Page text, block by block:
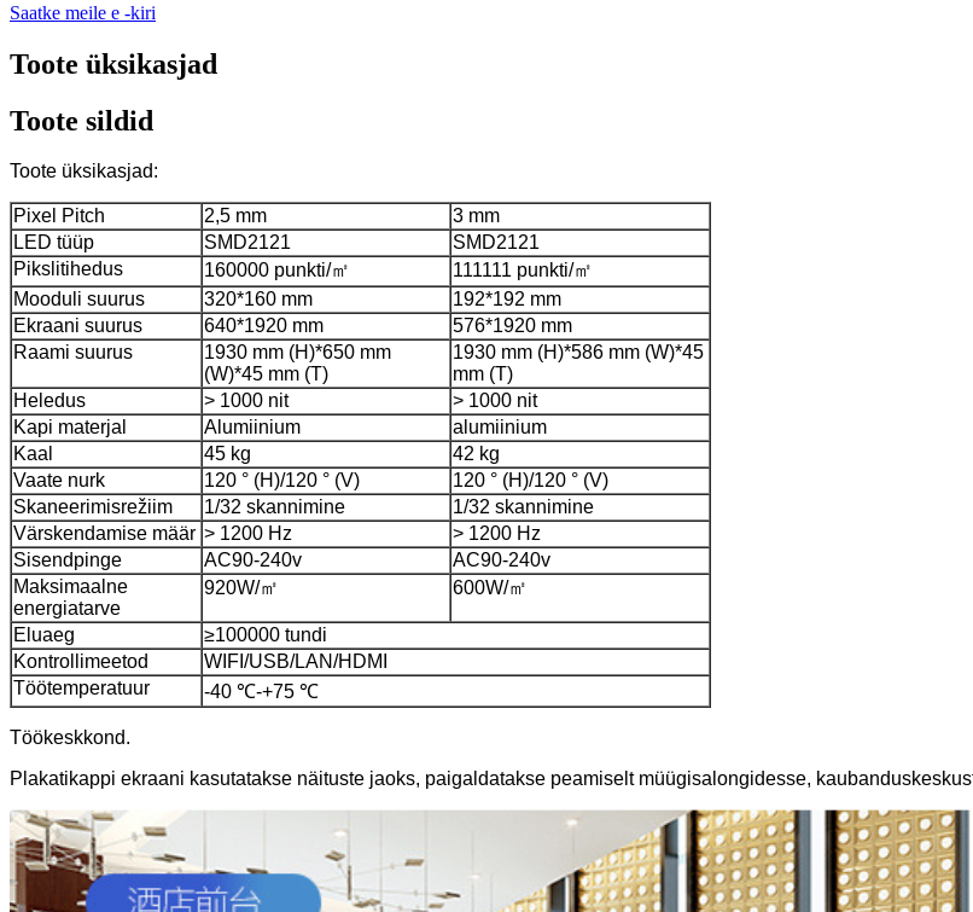
Saatke meile e -kiri
Toote üksikasjad
Toote sildid
Toote üksikasjad:
Pixel Pitch 2,5 mm
3 mm
LED tüüp
SMD2121
SMD2121
Pikslitihedus
160000 punkti/㎡
111111 punkti/㎡
Mooduli suurus
320*160 mm
192*192 mm
Ekraani suurus
640*1920 mm
576*1920 mm
Raami suurus
1930 mm (H)*650 mm
(W)*45 mm (T)
1930 mm (H)*586 mm (W)*45
mm (T)
Heledus
> 1000 nit
> 1000 nit
Kapi materjal
Alumiinium
alumiinium
Kaal
45 kg
42 kg
Vaate nurk
120 ° (H)/120 ° (V)
120 ° (H)/120 ° (V)
Skaneerimisrežiim
1/32 skannimine
1/32 skannimine
Värskendamise määr > 1200 Hz
> 1200 Hz
Sisendpinge
AC90-240v
AC90-240v
Maksimaalne
energiatarve
920W/㎡ 600W/㎡
Eluaeg
≥100000 tundi
Kontrollimeetod
WIFI/USB/LAN/HDMI
Töötemperatuur
-40 ℃-+75 ℃
Töökeskkond.
Plakatikappi ekraani kasutatakse näituste jaoks, paigaldatakse peamiselt müügisalongidesse,